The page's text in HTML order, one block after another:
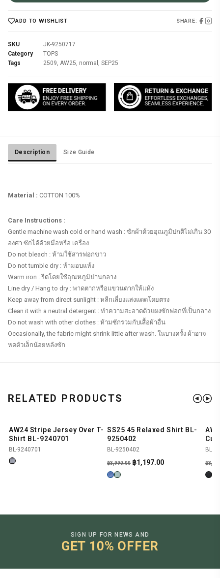
ADD TO WISHLIST SHARE:
SKU
JK-9250717
Category
TOPS
Tags
2509, AW25, normal , SEP25
Description Size Guide
Material : COTTON 100%
Gentle machine wash cold or hand wash : ซักผ้าด้วยอุณภูมิปกติไม่เกิน 30
องศา ซักได้ด้วยมือหรือ เครื่อง
Do not bleach : ห้ามใช้สารฟอกขาว
Do not tumble dry : ห้ามอบแห้ง
Warm iron : รีดโดยใช้อุณหภูมิปานกลาง
Line dry / Hang to dry : พาดตากหรือแขวนตากให้แห้ง
Keep away from direct sunlight : หลีกเลี่ยงแสงแดดโดยตรง
Clean it with a neutral detergent : ทำความสะอาดด้วยผงซักฟอกที่เป็นกลาง
Do not wash with other clothes : ห้ามซักรวมกับเสื้อผ้าอื่น
Occasionally, the fabric might shrink little after wash. ในบางครั้ง ผ้าอาจ
หดตัวเล็กน้อยหลังซัก
RELATED PRODUCTS
SHOP NOW
AW24 Stripe Jersey Over T-
Shirt BL-9240701
BL-9240701
-70% SHOP NOW
SS25 45 Relaxed Shirt BL-
9250402
BL-9250402
฿3,990.00 Original
฿1,197.00Current
BL-
฿
SIGN UP FOR NEWS AND
GET 10% OFFER